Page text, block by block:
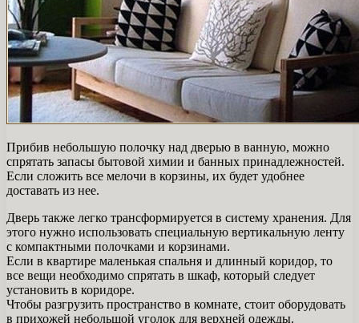
Прибив небольшую полочку над дверью в ванную, можно
спрятать запасы бытовой химии и банных принадлежностей.
Если сложить все мелочи в корзины, их будет удобнее
доставать из нее.
Дверь также легко трансформируется в систему хранения. Для
этого нужно использовать специальную вертикальную ленту
с компактными полочками и корзинами.
Если в квартире маленькая спальня и длинный коридор, то
все вещи необходимо спрятать в шкаф, который следует
установить в коридоре.
Чтобы разгрузить пространство в комнате, стоит оборудовать
в прихожей небольшой уголок для верхней одежды.